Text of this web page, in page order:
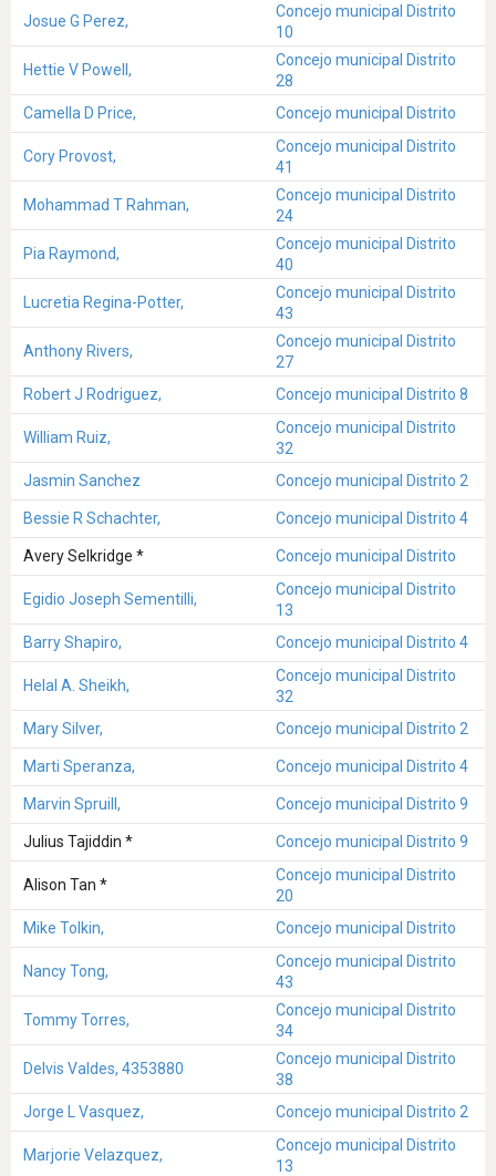
Josue G Perez,
Concejo municipal Distrito
10
Hettie V Powell,
Concejo municipal Distrito
28
Camella D Price,
Concejo municipal Distrito
Cory Provost,
Concejo municipal Distrito
41
Mohammad T Rahman,
Concejo municipal Distrito
24
Pia Raymond,
Concejo municipal Distrito
40
Lucretia Regina-Potter,
Concejo municipal Distrito
43
Anthony Rivers,
Concejo municipal Distrito
27
Robert J Rodriguez,
Concejo municipal Distrito 8
William Ruiz,
Concejo municipal Distrito
32
Jasmin Sanchez
Concejo municipal Distrito 2
Bessie R Schachter, Concejo municipal Distrito 4
Avery Selkridge * Concejo municipal Distrito
Egidio Joseph Sementilli,
Concejo municipal Distrito
13
Barry Shapiro,
Concejo municipal Distrito 4
Helal A. Sheikh,
Concejo municipal Distrito
32
Mary Silver,
Concejo municipal Distrito 2
Marti Speranza, Concejo municipal Distrito 4
Marvin Spruill, Concejo municipal Distrito 9
Julius Tajiddin * Concejo municipal Distrito 9
Alison Tan *
Concejo municipal Distrito
20
Mike Tolkin,
Concejo municipal Distrito
Nancy Tong,
Concejo municipal Distrito
43
Tommy Torres,
Concejo municipal Distrito
34
Delvis Valdes, 4353880
Concejo municipal Distrito
38
Jorge L Vasquez,
Concejo municipal Distrito 2
Marjorie Velazquez,
Concejo municipal Distrito
13